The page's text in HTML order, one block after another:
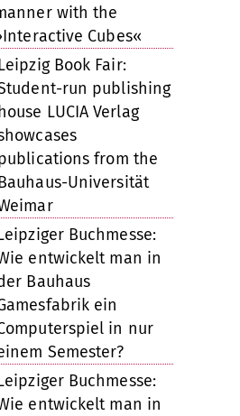
with the
Cubes«
Book Fair:
run publishing
house LUCIA Verlag
from the
Universität
Buchmesse:
entwickelt man in
Bauhaus
ein
in nur
Semester?
Buchmesse:
entwickelt man in